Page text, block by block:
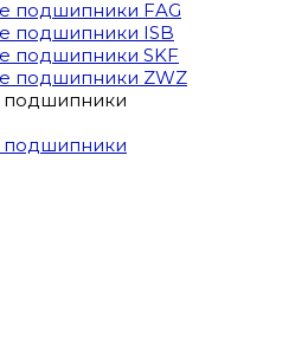
подшипники FAG
подшипники ISB
подшипники SKF
подшипники ZWZ
подшипники
подшипники